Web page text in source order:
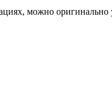
можно